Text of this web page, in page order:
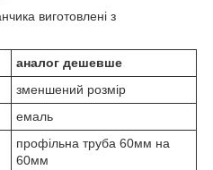
виготовлені з
аналог дешевше
зменшений розмір
емаль
профільна труба 60мм на
60мм